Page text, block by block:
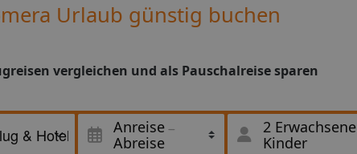
Urlaub günstig buchen
vergleichen und als Pauschalreise sparen
Anreise
Abreise
2 Erwachsene
Kinder